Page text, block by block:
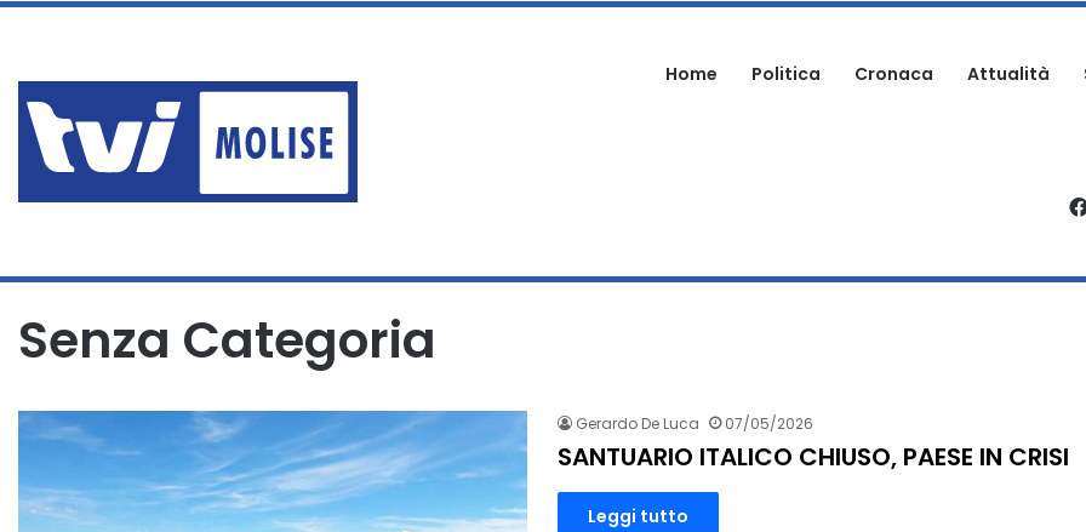
Home Politica Cronaca Attualità
Ultime News RUBATO CAMPER A TERMOLI, APPELLO DEI PROPRIETARI: “AIUTATECI A RITROVARLO”
Senza Categoria
Gerardo De Luca 07/05/2026
SANTUARIO ITALICO CHIUSO, PAESE IN CRISI
Leggi tutto